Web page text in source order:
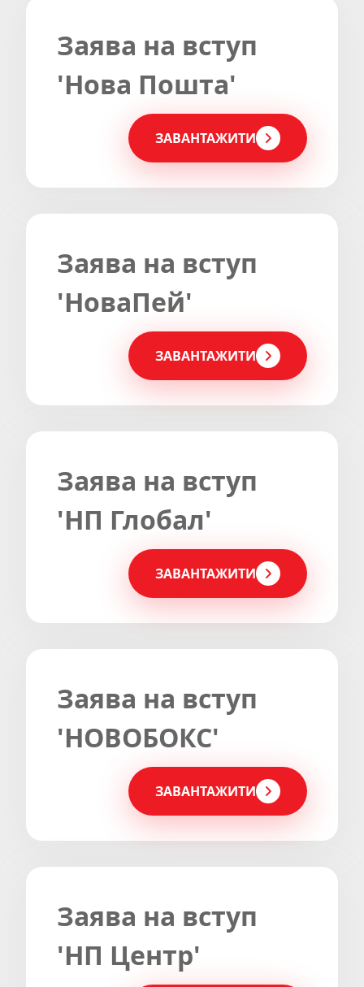
Заява на вступ
'Нова Пошта'
ЗАВАНТАЖИТИ
Заява на вступ
'НоваПей'
ЗАВАНТАЖИТИ
Заява на вступ
'НП Глобал'
ЗАВАНТАЖИТИ
Заява на вступ
'НОВОБОКС'
ЗАВАНТАЖИТИ
Заява на вступ
'НП Центр'